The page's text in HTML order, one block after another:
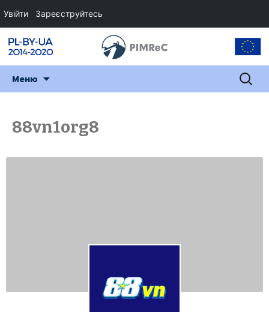
Меню Пошук:
88vn1org8
Увійти Зареєструйтесь